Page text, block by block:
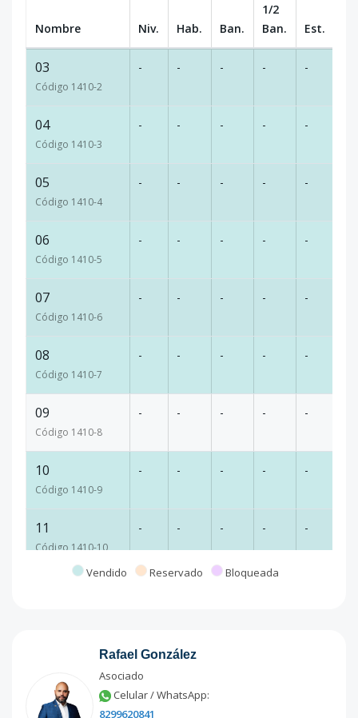
Nombre Niv. Hab. Ban.
1/2
Ban.
Est.
03
Código 1410-2
- - - - -
04
Código 1410-3
- - - - -
05
Código 1410-4
- - - - -
06
Código 1410-5
- - - - -
07
Código 1410-6
- - - - -
08
Código 1410-7
- - - - -
09
Código 1410-8
- - - - -
10
Código 1410-9
- - - - -
11
Código1410-10
- - - - -
-12
14 - -
Vendido Reservado Bloqueada
Rafael González
Asociado
Celular / WhatsApp:
8299620841